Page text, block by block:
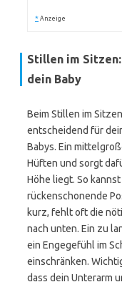
* Anzeige
Stillen im
dein Baby
Beim Stillen im
entscheidend für
Babys. Ein
Hüften und sorgt
Höhe liegt. So
rückenschonende
kurz, fehlt oft die
nach unten. Ein zu
ein Engegefühl im
einschränken.
dass dein Unterarm